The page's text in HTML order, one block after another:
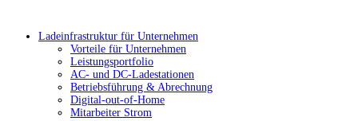
Ladeinfrastruktur für Unternehmen
Vorteile für Unternehmen
Leistungsportfolio
AC- und DC-Ladestationen
Betriebsführung & Abrechnung
Digital-out-of-Home
Mitarbeiter Strom